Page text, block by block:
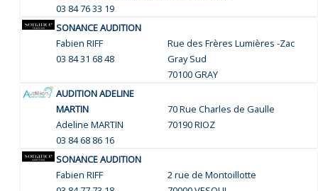
03 84 76 33 19
SONANCE AUDITION
Fabien RIFF
03 84 31 68 48
Rue des Frères Lumières -Zac
Gray Sud
70100 GRAY
AUDITION ADELINE
MARTIN
Adeline MARTIN
03 84 68 86 16
70 Rue Charles de Gaulle
70190 RIOZ
SONANCE AUDITION
Fabien RIFF
2 rue de Montoillotte